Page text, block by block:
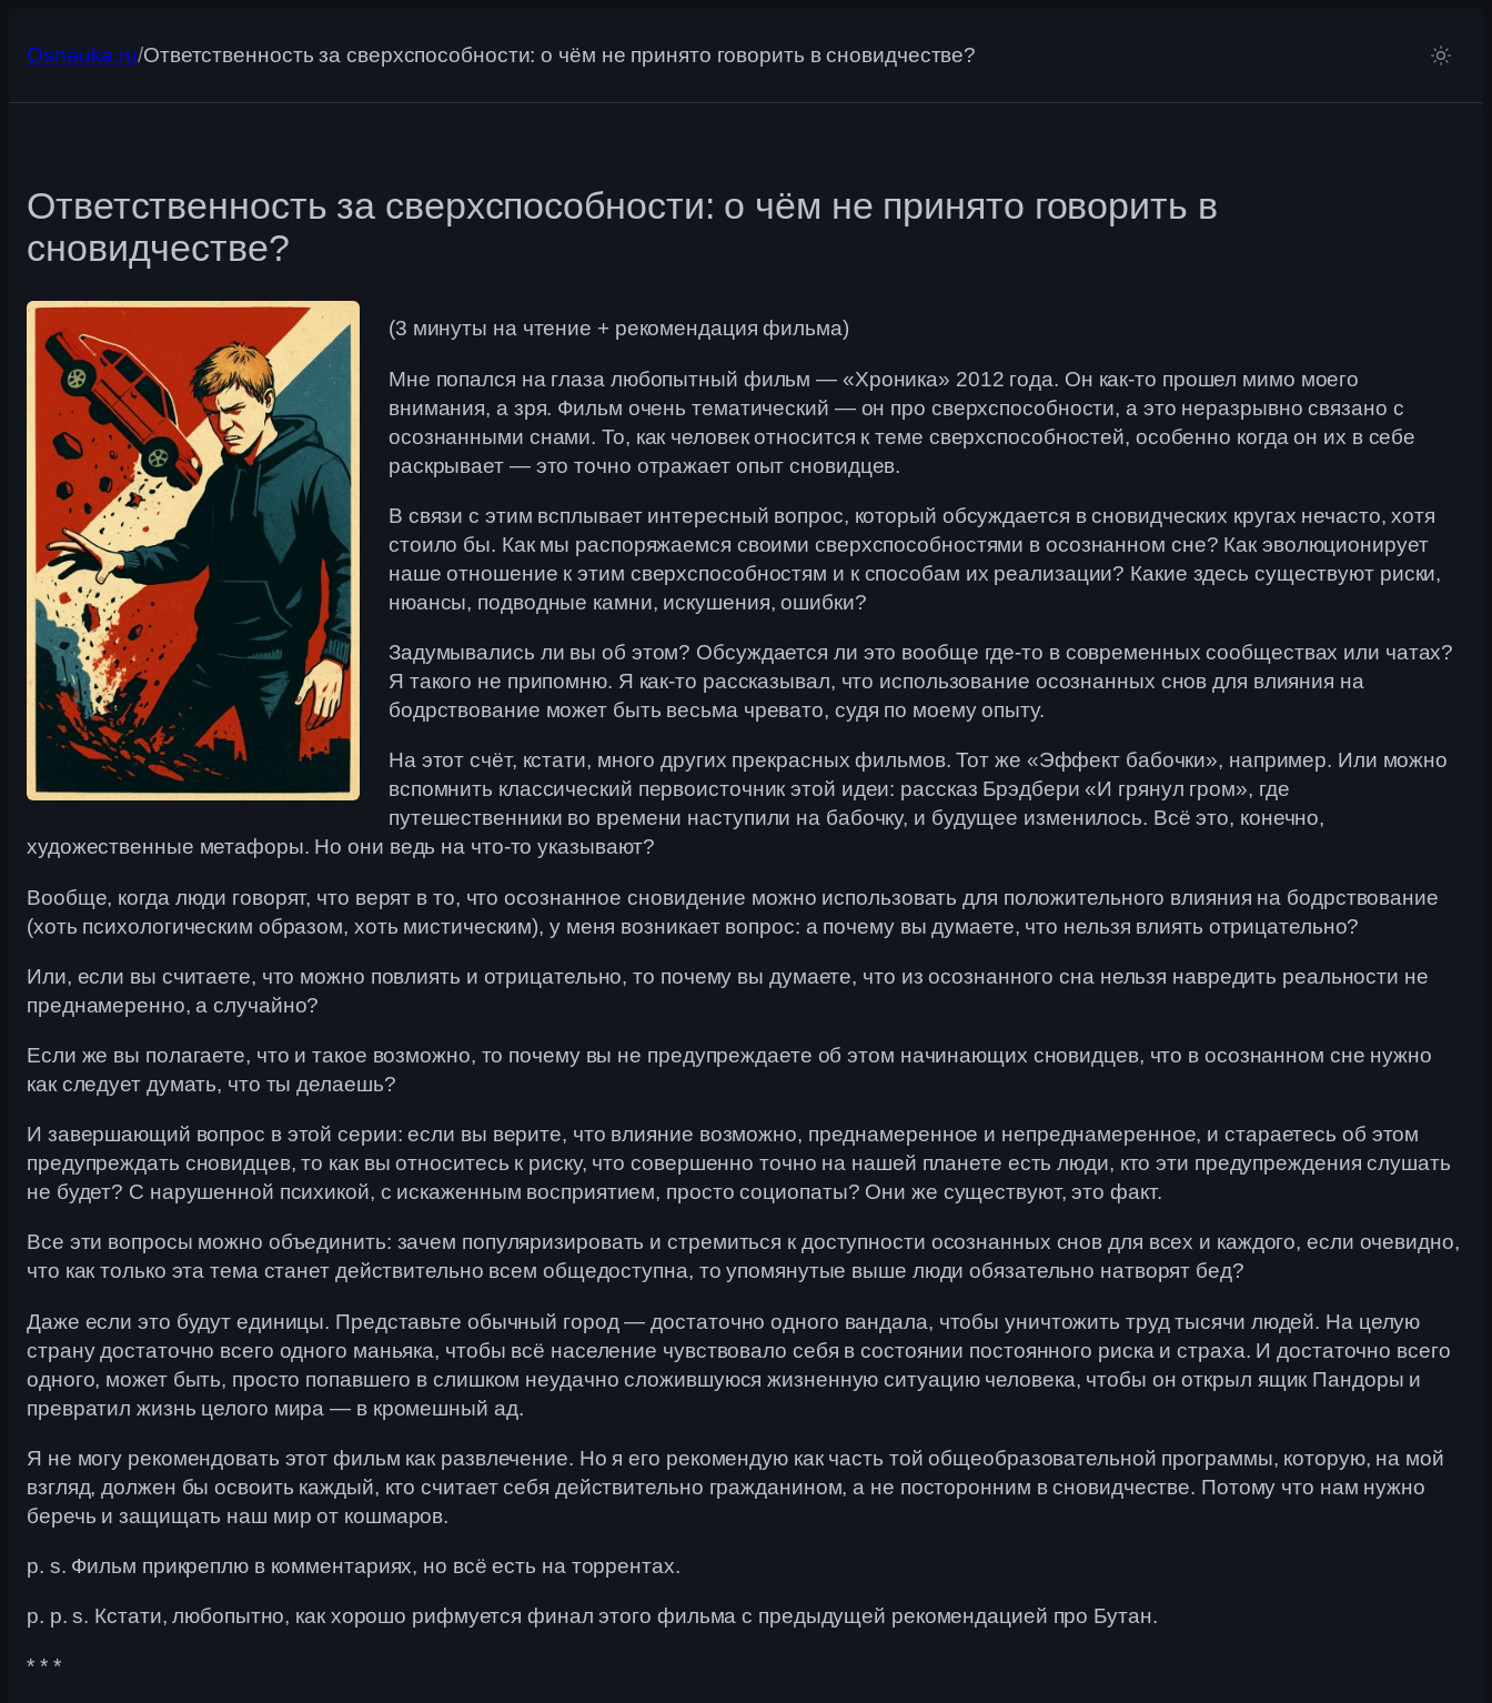
Osnauka.ru/Ответственность за сверхспособности: о чём не принято говорить в сновидчестве?
Ответственность за сверхспособности: о чём не принято говорить в
сновидчестве?
(3 минуты на чтение + рекомендация фильма)
Мне попался на глаза любопытный фильм — «Хроника» 2012 года. Он как-то прошел мимо моего
внимания, а зря. Фильм очень тематический — он про сверхспособности, а это неразрывно связано с
осознанными снами. То, как человек относится к теме сверхспособностей, особенно когда он их в себе
раскрывает — это точно отражает опыт сновидцев.
В связи с этим всплывает интересный вопрос, который обсуждается в сновидческих кругах нечасто, хотя
стоило бы. Как мы распоряжаемся своими сверхспособностями в осознанном сне? Как эволюционирует
наше отношение к этим сверхспособностям и к способам их реализации? Какие здесь существуют риски,
нюансы, подводные камни, искушения, ошибки?
Задумывались ли вы об этом? Обсуждается ли это вообще где-то в современных сообществах или чатах?
Я такого не припомню. Я как-то рассказывал, что использование осознанных снов для влияния на
бодрствование может быть весьма чревато, судя по моему опыту.
На этот счёт, кстати, много других прекрасных фильмов. Тот же «Эффект бабочки», например. Или можно
вспомнить классический первоисточник этой идеи: рассказ Брэдбери «И грянул гром», где
путешественники во времени наступили на бабочку, и будущее изменилось. Всё это, конечно,
художественные метафоры. Но они ведь на что-то указывают?
Вообще, когда люди говорят, что верят в то, что осознанное сновидение можно использовать для положительного влияния на бодрствование
(хоть психологическим образом, хоть мистическим), у меня возникает вопрос: а почему вы думаете, что нельзя влиять отрицательно?
Или, если вы считаете, что можно повлиять и отрицательно, то почему вы думаете, что из осознанного сна нельзя навредить реальности не
преднамеренно, а случайно?
Если же вы полагаете, что и такое возможно, то почему вы не предупреждаете об этом начинающих сновидцев, что в осознанном сне нужно
как следует думать, что ты делаешь?
И завершающий вопрос в этой серии: если вы верите, что влияние возможно, преднамеренное и непреднамеренное, и стараетесь об этом
предупреждать сновидцев, то как вы относитесь к риску, что совершенно точно на нашей планете есть люди, кто эти предупреждения слушать
не будет? С нарушенной психикой, с искаженным восприятием, просто социопаты? Они же существуют, это факт.
Все эти вопросы можно объединить: зачем популяризировать и стремиться к доступности осознанных снов для всех и каждого, если очевидно,
что как только эта тема станет действительно всем общедоступна, то упомянутые выше люди обязательно натворят бед?
Даже если это будут единицы. Представьте обычный город — достаточно одного вандала, чтобы уничтожить труд тысячи людей. На целую
страну достаточно всего одного маньяка, чтобы всё население чувствовало себя в состоянии постоянного риска и страха. И достаточно всего
одного, может быть, просто попавшего в слишком неудачно сложившуюся жизненную ситуацию человека, чтобы он открыл ящик Пандоры и
превратил жизнь целого мира — в кромешный ад.
Я не могу рекомендовать этот фильм как развлечение. Но я его рекомендую как часть той общеобразовательной программы, которую, на мой
взгляд, должен бы освоить каждый, кто считает себя действительно гражданином, а не посторонним в сновидчестве. Потому что нам нужно
беречь и защищать наш мир от кошмаров.
p. s. Фильм прикреплю в комментариях, но всё есть на торрентах.
p. p. s. Кстати, любопытно, как хорошо рифмуется финал этого фильма с предыдущей рекомендацией про Бутан.
* * *